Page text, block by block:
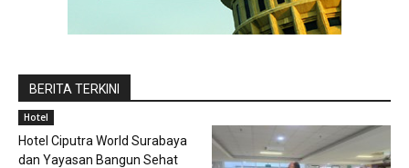
BERITA TERKINI
Hotel
Hotel Ciputra World Surabaya
dan Yayasan Bangun Sehat